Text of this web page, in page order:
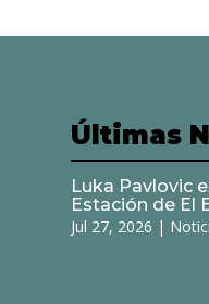
Últimas
Luka Pavlovic
Estación de El
Jul 27, 2026 |